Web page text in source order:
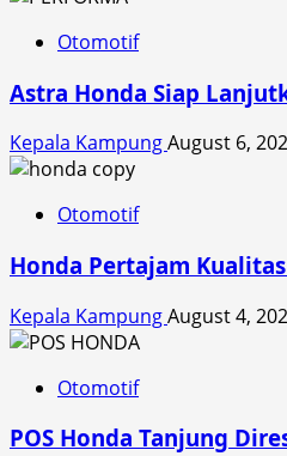
Otomotif
Astra Honda Siap
Kepala KampungAugust 6,
Otomotif
Honda Pertajam
Kepala KampungAugust 4,
Otomotif
POS Honda Tanjung